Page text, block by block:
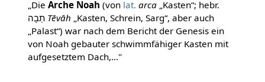
„Die Arche Noah (von lat. arca„Kasten“; hebr.
תֵבָה Tēvāh „Kasten, Schrein, Sarg“, aber auch
„Palast“) war nach dem Bericht der Genesis ein
von Noah gebauter schwimmfähiger Kasten mit
aufgesetztem Dach,..."